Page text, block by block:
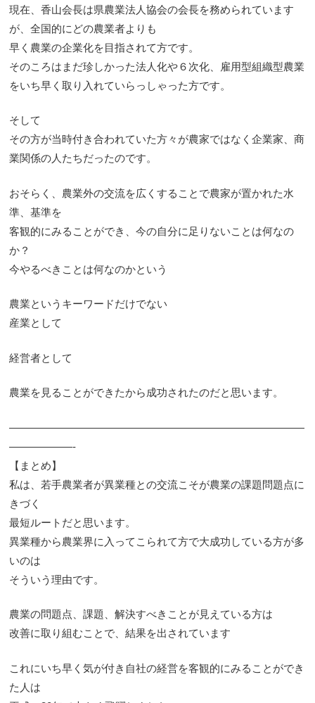
現在、香山会長は県農業法人協会の会長を務められています
が、全国的にどの農業者よりも
早く農業の企業化を目指されて方です。
そのころはまだ珍しかった法人化や６次化、雇用型組織型農業
をいち早く取り入れていらっしゃった方です。
そして
その方が当時付き合われていた方々が農家ではなく企業家、商
業関係の人たちだったのです。
おそらく、農業外の交流を広くすることで農家が置かれた水
準、基準を
客観的にみることができ、今の自分に足りないことは何なの
か？
今やるべきことは何なのかという
農業というキーワードだけでない
産業として
経営者として
農業を見ることができたから成功されたのだと思います。
————————————————————————————
——————-
【まとめ】
私は、若手農業者が異業種との交流こそが農業の課題問題点に
きづく
最短ルートだと思います。
異業種から農業界に入ってこられて方で大成功している方が多
いのは
そういう理由です。
農業の問題点、課題、解決すべきことが見えている方は
改善に取り組むことで、結果を出されています
これにいち早く気が付き自社の経営を客観的にみることができ
た人は